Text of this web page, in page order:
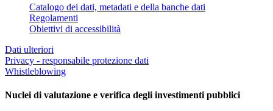
Catalogo dei dati, metadati e della banche dati
Regolamenti
Obiettivi di accessibilità
Dati ulteriori
Privacy - responsabile protezione dati
Whistleblowing
Nuclei di valutazione e verifica degli investimenti pubblici